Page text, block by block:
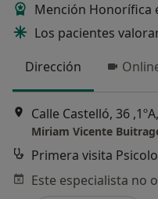
Mención Honorífica
Los pacientes
Dirección
Calle Castelló, 36
Miriam Vicente
Primera visita